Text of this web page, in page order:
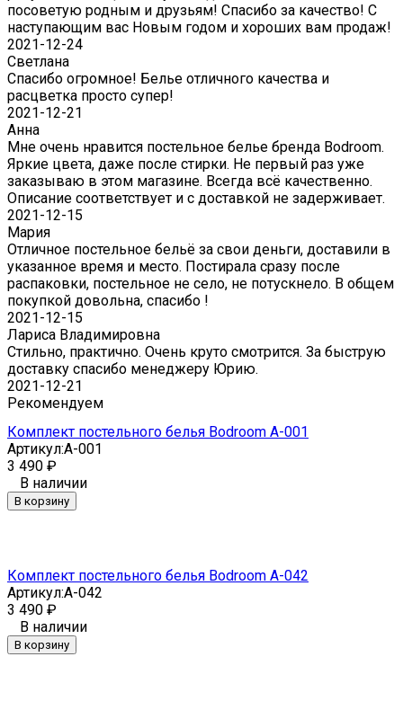
посоветую родным и друзьям! Спасибо за качество! С
наступающим вас Новым годом и хороших вам продаж!
2021-12-24
Светлана
Спасибо огромное! Белье отличного качества и
расцветка просто супер!
2021-12-21
Анна
Мне очень нравится постельное белье бренда Bodroom.
Яркие цвета, даже после стирки. Не первый раз уже
заказываю в этом магазине. Всегда всё качественно.
Описание соответствует и с доставкой не задерживает.
2021-12-15
Мария
Отличное постельное бельё за свои деньги, доставили в
указанное время и место. Постирала сразу после
распаковки, постельное не село, не потускнело. В общем
покупкой довольна, спасибо !
2021-12-15
Лариса Владимировна
Стильно, практично. Очень круто смотрится. За быструю
доставку спасибо менеджеру Юрию.
2021-12-21
Рекомендуем
Комплект постельного белья Bodroom A-001
Артикул:A-001
3 490 ₽
В наличии
В корзину
Комплект постельного белья Bodroom A-042
Артикул:A-042
3 490 ₽
В наличии
В корзину